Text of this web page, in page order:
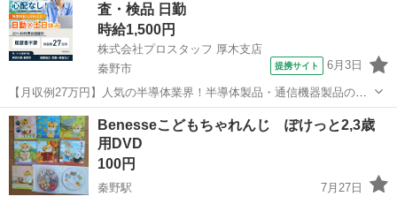
査・検品 日勤
時給1,500円
株式会社プロスタッフ 厚木支店
秦野市
提携サイト 6月3日
【月収例27万円】人気の半導体業界！半導体製品・通信機器製品の組
立・試験・検査／日勤&土日休み／20～30代活躍中 装置組立・試験・
検査 【半導体製品】 (1) ケーブル組立 ラベル貼り/ケーブル前段取
り・本体接続 (2...
神奈川 秦野市
Benesseこどもちゃれんじ ぽけっと2,3歳
用DVD
100円
秦野駅
7月27日